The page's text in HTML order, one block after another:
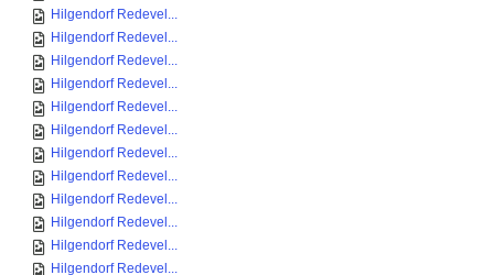
Hilgendorf Redevel...
Hilgendorf Redevel...
Hilgendorf Redevel...
Hilgendorf Redevel...
Hilgendorf Redevel...
Hilgendorf Redevel...
Hilgendorf Redevel...
Hilgendorf Redevel...
Hilgendorf Redevel...
Hilgendorf Redevel...
Hilgendorf Redevel...
Hilgendorf Redevel...